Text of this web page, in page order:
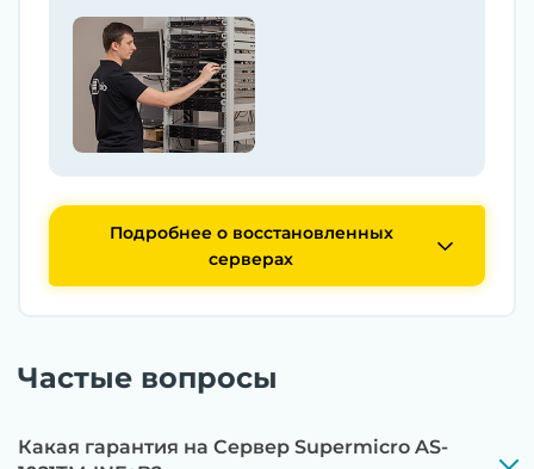
Подробнее о восстановленных
серверах
Частые вопросы
Какая гарантия на Сервер Supermicro AS-